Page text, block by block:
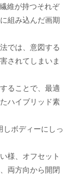
維が持つそれぞ
組み込んだ画期
では、意図する
されてしまいま
ることで、最適
ハイブリッド素
ボディーにしっ
様、オフセット
両方向から開閉